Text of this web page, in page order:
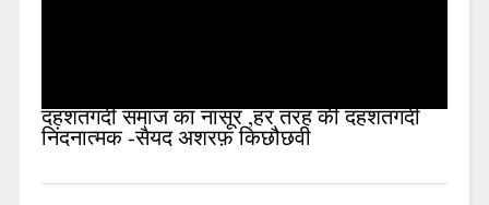
दहशतगर्दी समाज का नासूर ,हर तरह की दहशतगर्दी
निंदनात्मक -सैयद अशरफ़ किछौछवी